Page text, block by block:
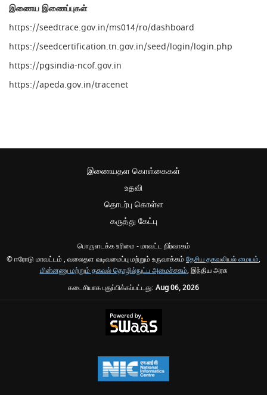
இணைய இணைப்புகள்
https://seedtrace.gov.in/ms014/ro/dashboard
https://seedcertification.tn.gov.in/seed/login/login.php
https://pgsindia-ncof.gov.in
https://apeda.gov.in/tracenet
இணையதள கொள்கைகள்
உதவி
தொடர்பு கொள்ள
கருத்து கேட்பு
பொருளடக்க உரிமை - மாவட்ட நிர்வாகம்
© ஈரோடு மாவட்டம் , வலைதள வடிவமைப்பு மற்றும் உருவாக்கம் தேசிய தகவலியல் மையம்,
மின்னணு மற்றும் தகவல் தொழில்நுட்ப அமைச்சகம், இந்திய அரசு
கடைசியாக புதுப்பிக்கப்பட்டது: Aug 06, 2026